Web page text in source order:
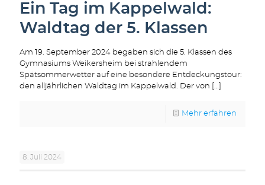
Ein Tag im Kappelwald:
Waldtag der 5. Klassen
Am 19. September 2024 begaben sich die 5. Klassen des
Gymnasiums Weikersheim bei strahlendem
Spätsommerwetter auf eine besondere Entdeckungstour:
den alljährlichen Waldtag im Kappelwald. Der von […]
Mehr erfahren
8. Juli 2024